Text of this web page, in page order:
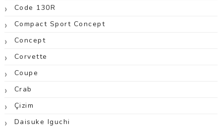
Code 130R
Compact Sport Concept
Concept
Corvette
Coupe
Crab
Çizim
Daisuke Iguchi